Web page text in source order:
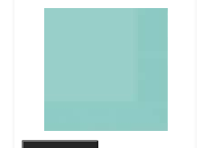
épaisseurs, pour Noël,